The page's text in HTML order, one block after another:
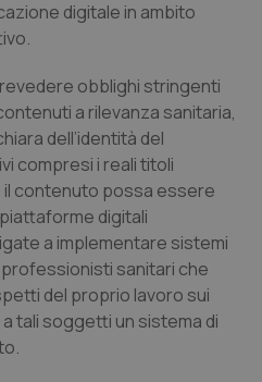
& Testa Collo
digitale in ambito
obblighi stringenti
a rilevanza sanitaria,
dell’identità del
compresi i reali titoli
contenuto possa essere
piattaforme digitali
a implementare sistemi
professionisti sanitari che
del proprio lavoro sui
tali soggetti un sistema di